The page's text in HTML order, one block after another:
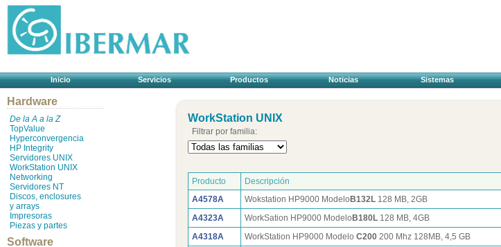
Inicio Servicios Productos Noticias Sistemas
Hardware
De la A a la Z
TopValue
Hyperconvergencia
HP Integrity
Servidores UNIX
WorkStation UNIX
Networking
Servidores NT
Discos, enclosures
y arrays
Impresoras
Piezas y partes
Software
WorkStation UNIX
Filtrar por familia:
Producto Descripción
A4578A
Wokstation HP9000 ModeloB132L 128 MB, 2GB
A4323A
WorkSation HP9000 ModeloB180L 128 MB, 4GB
A4318A
WorkStation HP9000 Modelo C200 200 Mhz 128MB, 4,5 GB